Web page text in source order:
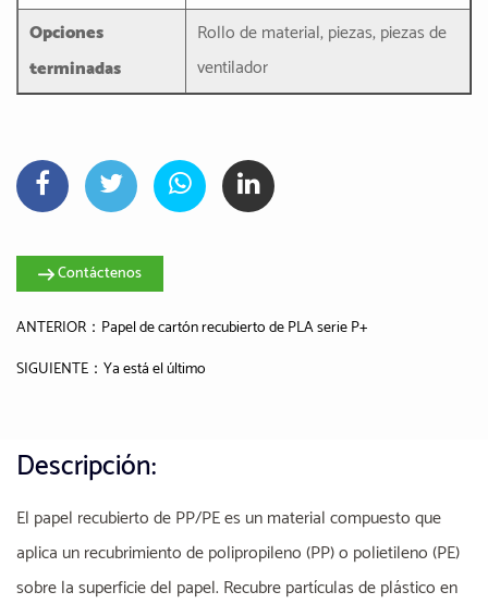
Opciones
terminadas
Rollo de material, piezas, piezas de
ventilador
Contáctenos
ANTERIOR：Papel de cartón recubierto de PLA serie P+
SIGUIENTE：Ya está el último
Descripción:
El papel recubierto de PP/PE es un material compuesto que
aplica un recubrimiento de polipropileno (PP) o polietileno (PE)
sobre la superficie del papel. Recubre partículas de plástico en